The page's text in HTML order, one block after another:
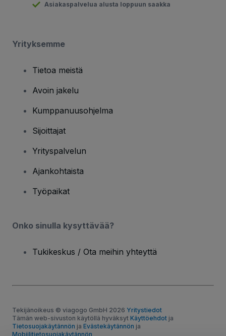
Asiakaspalvelua alusta loppuun saakka
Yrityksemme
Tietoa meistä
Avoin jakelu
Kumppanuusohjelma
Sijoittajat
Yrityspalvelun
Ajankohtaista
Työpaikat
Onko sinulla kysyttävää?
Tukikeskus / Ota meihin yhteyttä
Tekijänoikeus © viagogo GmbH 2026 Yritystiedot
Tämän web-sivuston käytöllä hyväksyt Käyttöehdot ja
Tietosuojakäytännön ja Evästekäytännön ja
Mobiilitietosuojakäytännön